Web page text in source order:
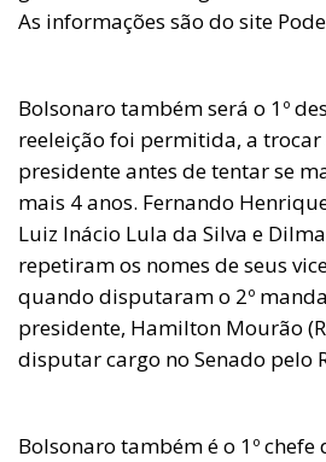
As informações são do site
Bolsonaro também será o 1º
reeleição foi permitida, a trocar
presidente antes de tentar se
mais 4 anos. Fernando
Luiz Inácio Lula da Silva e
repetiram os nomes de seus
quando disputaram o 2º
presidente, Hamilton Mourão
disputar cargo no Senado pelo
Bolsonaro também é o 1º